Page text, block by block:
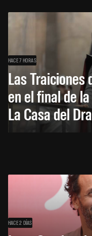
HACE 7 HORAS
Las Traiciones
en el final de
La Casa del
HACE 2 DÍAS